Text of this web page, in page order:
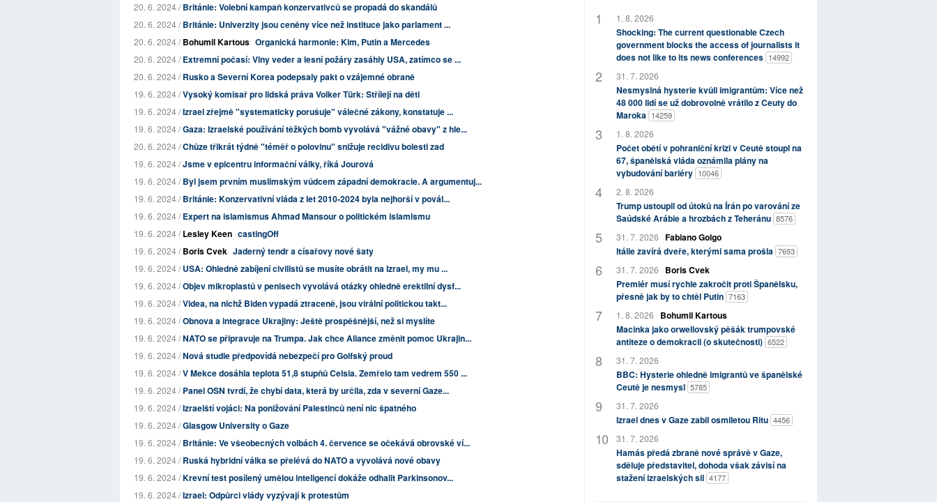
20. 6. 2024 /Británie: Volební kampaň konzervativců se propadá do skandálů
20. 6. 2024 /Británie: Univerzity jsou ceněny více než instituce jako parlament ...
20. 6. 2024 /Bohumil Kartous Organická harmonie: Kim, Putin a Mercedes
20. 6. 2024 /Extremní počasí: Vlny veder a lesní požáry zasáhly USA, zatímco se ...
20. 6. 2024 /Rusko a Severní Korea podepsaly pakt o vzájemné obraně
19. 6. 2024 /Vysoký komisař pro lidská práva Volker Türk: Střílejí na děti
19. 6. 2024 /Izrael zřejmě "systematicky porušuje" válečné zákony, konstatuje ...
19. 6. 2024 /Gaza: Izraelské používání těžkých bomb vyvolává "vážné obavy" z hle...
20. 6. 2024 /Chůze třikrát týdně "téměř o polovinu" snižuje recidivu bolesti zad
19. 6. 2024 /Jsme v epicentru informační války, říká Jourová
19. 6. 2024 /Byl jsem prvním muslimským vůdcem západní demokracie. A argumentuj...
19. 6. 2024 /Británie: Konzervativní vláda z let 2010-2024 byla nejhorší v povál...
19. 6. 2024 /Expert na islamismus Ahmad Mansour o politickém islamismu
19. 6. 2024 /Lesley Keen castingOff
19. 6. 2024 /Boris Cvek Jaderný tendr a císařovy nové šaty
19. 6. 2024 /USA: Ohledně zabíjení civilistů se musíte obrátit na Izrael, my mu ...
19. 6. 2024 /Objev mikroplastů v penisech vyvolává otázky ohledně erektilní dysf...
19. 6. 2024 /Videa, na nichž Biden vypadá ztraceně, jsou virální politickou takt...
19. 6. 2024 /Obnova a integrace Ukrajiny: Ještě prospěšnější, než si myslíte
19. 6. 2024 /NATO se připravuje na Trumpa. Jak chce Aliance změnit pomoc Ukrajin...
19. 6. 2024 /Nová studie předpovídá nebezpečí pro Golfský proud
19. 6. 2024 /V Mekce dosáhla teplota 51,8 stupňů Celsia. Zemřelo tam vedrem 550 ...
19. 6. 2024 /Panel OSN tvrdí, že chybí data, která by určila, zda v severní Gaze...
19. 6. 2024 /Izraelští vojáci: Na ponižování Palestinců není nic špatného
19. 6. 2024 /Glasgow University o Gaze
19. 6. 2024 /Británie: Ve všeobecných volbách 4. července se očekává obrovské ví...
19. 6. 2024 /Ruská hybridní válka se přelévá do NATO a vyvolává nové obavy
19. 6. 2024 /Krevní test posílený umělou inteligencí dokáže odhalit Parkinsonov...
19. 6. 2024 /Izrael: Odpůrci vlády vyzývají k protestům
1. 8. 2026
Shocking: The current questionable Czech
government blocks the access of journalists it
does not like to its news conferences 14992
31. 7. 2026
Nesmyslná hysterie kvůli imigrantům: Více než
48 000 lidí se už dobrovolně vrátilo z Ceuty do
Maroka 14259
1. 8. 2026
Počet obětí v pohraniční krizi v Ceutě stoupl na
67, španělská vláda oznámila plány na
vybudování bariéry 10046
2. 8. 2026
Trump ustoupil od útoků na Írán po varování ze
Saúdské Arábie a hrozbách z Teheránu 8576
31. 7. 2026 Fabiano Golgo
Itálie zavírá dveře, kterými sama prošla 7693
31. 7. 2026
Boris Cvek
Premiér musí rychle zakročit proti Španělsku,
přesně jak by to chtěl Putin 7163
1. 8. 2026
Bohumil Kartous
Macinka jako orwellovský pěšák trumpovské
antiteze o demokracii (o skutečnosti) 6522
31. 7. 2026
BBC: Hysterie ohledně imigrantů ve španělské
Ceutě je nesmysl 5785
31. 7. 2026
Izrael dnes v Gaze zabil osmiletou Ritu 4456
31. 7. 2026
Hamás předá zbraně nové správě v Gaze,
sděluje představitel, dohoda však závisí na
stažení izraelských sil 4177